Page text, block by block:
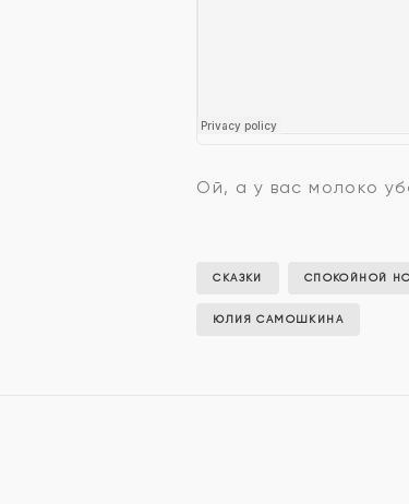
Ой, а у вас молоко
СКАЗКИ СПОКОЙНОЙ
ЮЛИЯ САМОШКИНА